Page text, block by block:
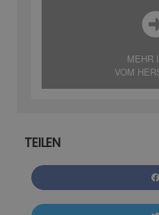
MEHR
VOM
TEILEN